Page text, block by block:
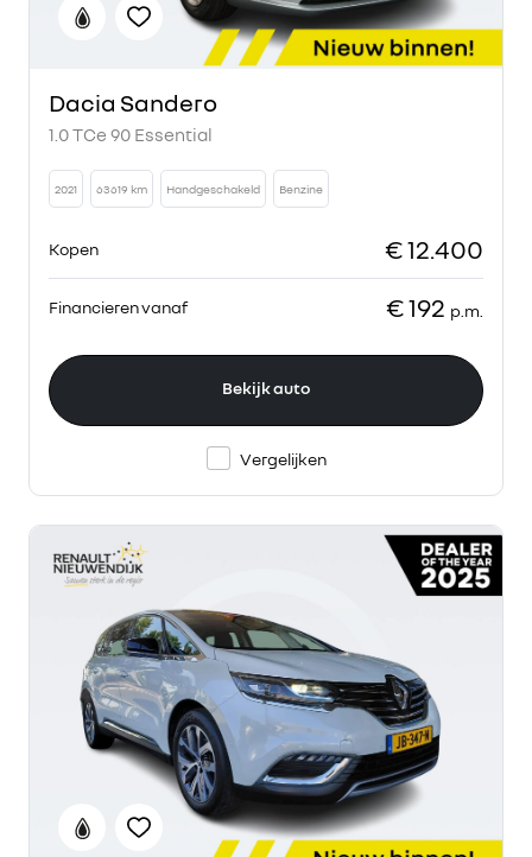
Dacia Sandero
1.0 TCe 90 Essential
2021 63619 km Handgeschakeld Benzine
Kopen € 12.400
Financieren vanaf € 192 p.m.
Bekijk auto
Vergelijken